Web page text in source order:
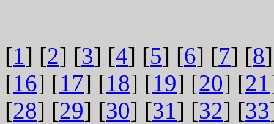
[1] [2] [3] [4] [5] [6] [7] [8
[16] [17] [18] [19] [20] [21
[28] [29] [30] [31] [32] [33